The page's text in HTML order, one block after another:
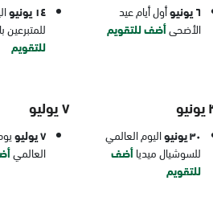
٦ يونيو
أول أيام عيد
الأضحىأضف للتقويم
١٤ يونيو
للمتبرعين
للتقويم
٣٠ يونيو
اليوم العالمي
للسوشيال ميدياأضف
للتقويم
٧ يوليو
٧ يوليو
العالمي